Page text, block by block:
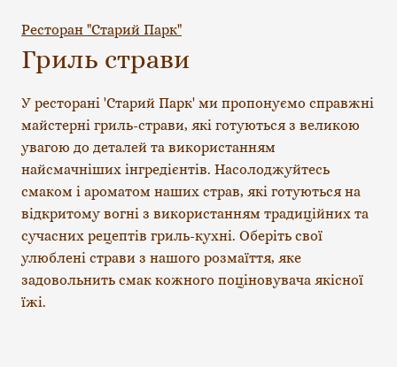
Ресторан "Старий Парк"
Гриль страви
У ресторані 'Старий Парк' ми пропонуємо справжні
майстерні гриль-страви, які готуються з великою
увагою до деталей та використанням
найсмачніших інгредієнтів. Насолоджуйтесь
смаком і ароматом наших страв, які готуються на
відкритому вогні з використанням традиційних та
сучасних рецептів гриль-кухні. Оберіть свої
улюблені страви з нашого розмаїття, яке
задовольнить смак кожного поціновувача якісної
їжі.